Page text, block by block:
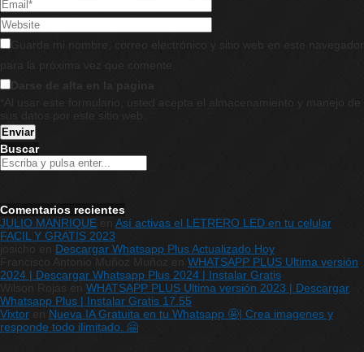
Guarde mi nombre, correo electrónico y sitio web en este navegador
*Al usar este formulario, usted acepta el almacenamiento y manejo de
sus datos por este sitio web.
Buscar
Comentarios recientes
JULIO MANRIQUE
Así activas el LETRERO LED en tu celular
FACIL Y GRATIS 2023
Descargar Whatsapp Plus Actualizado Hoy
Francisco Antonio Muñoz Muñoz
WHATSAPP PLUS Ultima versión
2024 | Descargar Whatsapp Plus 2024 | Instalar Gratis
WHATSAPP PLUS Ultima versión 2023 | Descargar
Whatsapp Plus | Instalar Gratis 17.55
Vixtor
Nueva IA Gratuita en tu Whatsapp 🤩| Crea imagenes y
responde todo ilimitado. 🤗